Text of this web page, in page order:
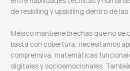
de reskilling y upskilling dentro de las
México mantiene brechas que no se
basta con cobertura, necesitamos
comprensiva, matemáticas
digitales y socioemocionales.